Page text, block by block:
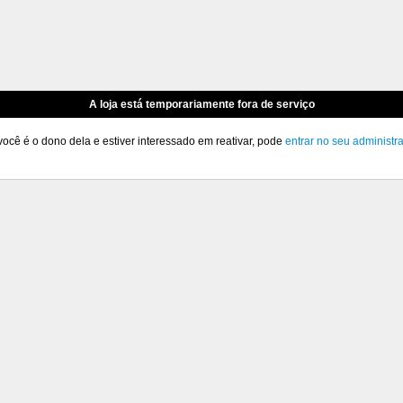
A loja está temporariamente fora de serviço
é o dono dela e estiver interessado em reativar, pode entrar no seu